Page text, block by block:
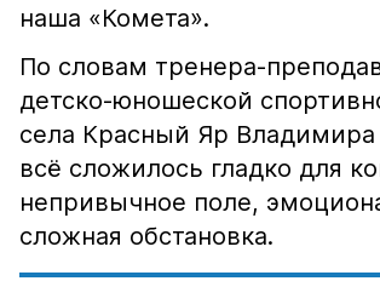
наша «Комета».
По словам тренера-
детско-юношеской
села Красный Яр Владимира
всё сложилось гладко для
непривычное поле,
сложная обстановка.